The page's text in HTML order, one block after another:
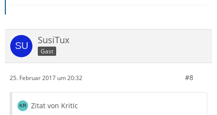
SusiTux
Gast
25. Februar 2017 um 20:32 #8
Zitat von KritIc